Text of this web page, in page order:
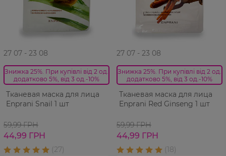
27 07 - 23 08
Знижка 25%. При купівлі від 2 од.
додатково 5%, від 3 од.-10%
Тканевая маска для лица
Enprani Snail 1 шт
59,99 ГРН
44,99 ГРН
27 07 - 23 08
Знижка 25%. При купівлі від 2 од.
додатково 5%, від 3 од.-10%
Тканевая маска для лица
Enprani Red Ginseng 1 шт
59,99 ГРН
44,99 ГРН